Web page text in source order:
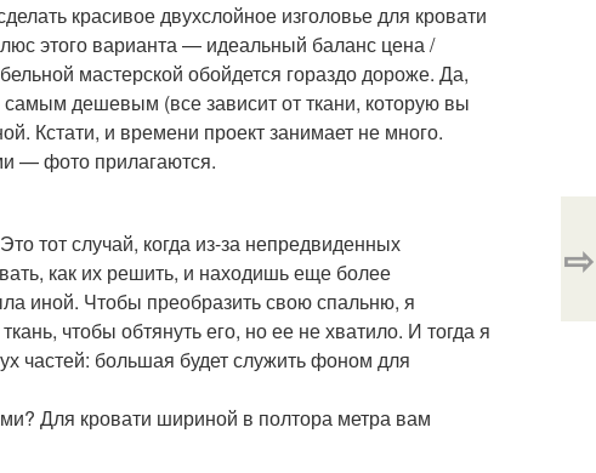
красивое двухслойное изголовье для кровати
этого варианта — идеальный баланс цена /
мастерской обойдется гораздо дороже. Да,
самым дешевым (все зависит от ткани, которую вы
Кстати, и времени проект занимает не много.
— фото прилагаются.
тот случай, когда из-за непредвиденных
как их решить, и находишь еще более
иной. Чтобы преобразить свою спальню, я
чтобы обтянуть его, но ее не хватило. И тогда я
частей: большая будет служить фоном для
Для кровати шириной в полтора метра вам
⇨